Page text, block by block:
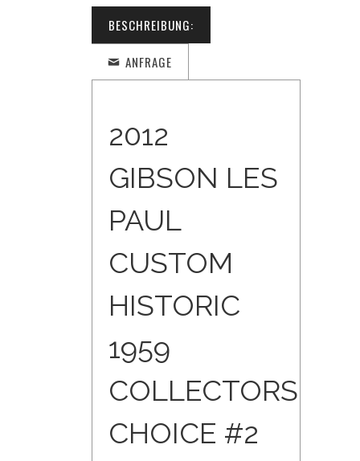
BESCHREIBUNG:
ANFRAGE
2012
GIBSON LES
PAUL
CUSTOM
HISTORIC
1959
COLLECTORS
CHOICE #2